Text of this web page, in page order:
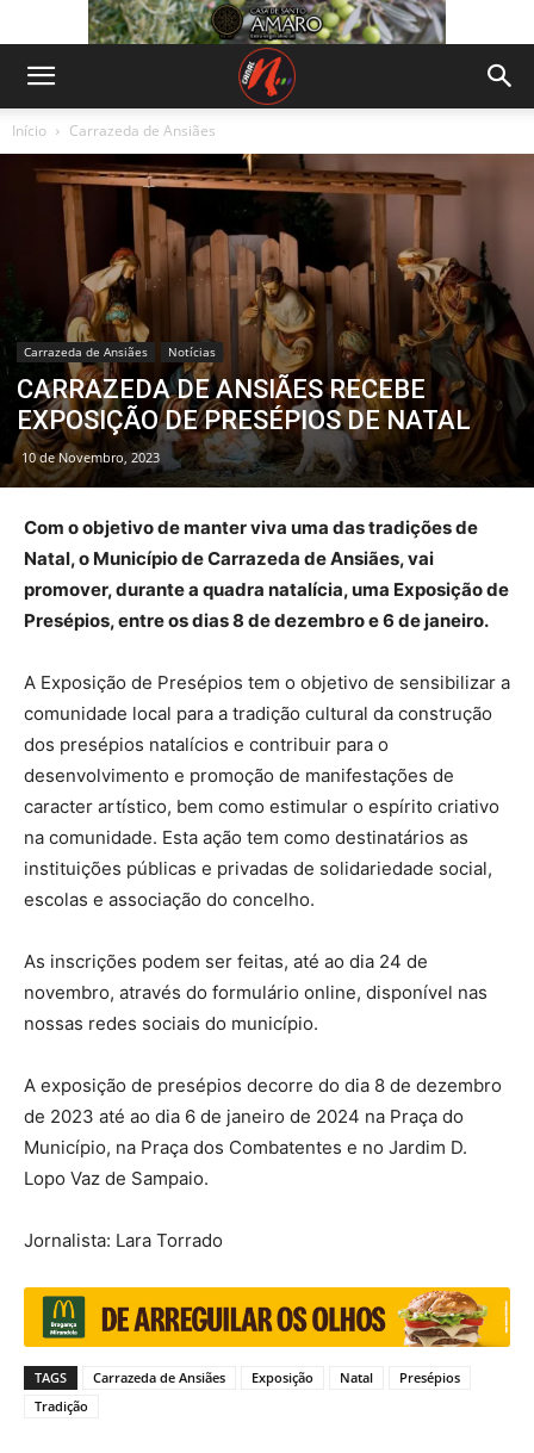
Início Carrazeda de Ansiães
Carrazeda de Ansiães Notícias
CARRAZEDA DE ANSIÃES RECEBE
EXPOSIÇÃO DE PRESÉPIOS DE NATAL
10 de Novembro, 2023
Com o objetivo de manter viva uma das tradições de
Natal, o Município de Carrazeda de Ansiães, vai
promover, durante a quadra natalícia, uma Exposição de
Presépios, entre os dias 8 de dezembro e 6 de janeiro.
A Exposição de Presépios tem o objetivo de sensibilizar a
comunidade local para a tradição cultural da construção
dos presépios natalícios e contribuir para o
desenvolvimento e promoção de manifestações de
caracter artístico, bem como estimular o espírito criativo
na comunidade. Esta ação tem como destinatários as
instituições públicas e privadas de solidariedade social,
escolas e associação do concelho.
As inscrições podem ser feitas, até ao dia 24 de
novembro, através do formulário online, disponível nas
nossas redes sociais do município.
A exposição de presépios decorre do dia 8 de dezembro
de 2023 até ao dia 6 de janeiro de 2024 na Praça do
Município, na Praça dos Combatentes e no Jardim D.
Lopo Vaz de Sampaio.
Jornalista: Lara Torrado
TAGS Carrazeda de Ansiães Exposição Natal
Presépios
Tradição